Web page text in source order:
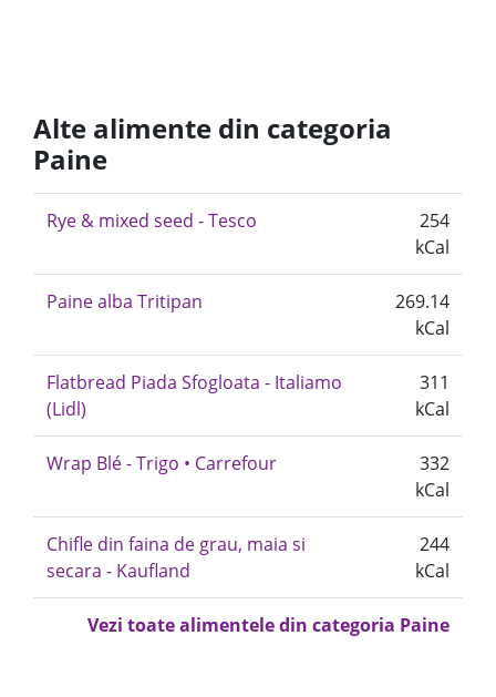
Alte alimente din categoria
Paine
Rye & mixed seed - Tesco
254
kCal
Paine alba Tritipan
269.14
kCal
Flatbread Piada Sfogloata - Italiamo
(Lidl)
311
kCal
Wrap Blé - Trigo • Carrefour
332
kCal
Chifle din faina de grau, maia si
secara - Kaufland
244
kCal
Vezi toate alimentele din categoria Paine